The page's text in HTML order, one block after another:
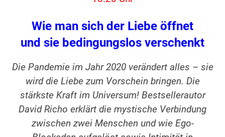
Wie man sich der Liebe öffnet
und sie bedingungslos verschenkt
Die Pandemie im Jahr 2020 verändert alles – sie
wird die Liebe zum Vorschein bringen. Die
stärkste Kraft im Universum! Bestsellerautor
David Richo erklärt die mystische Verbindung
zwischen zwei Menschen und wie Ego-